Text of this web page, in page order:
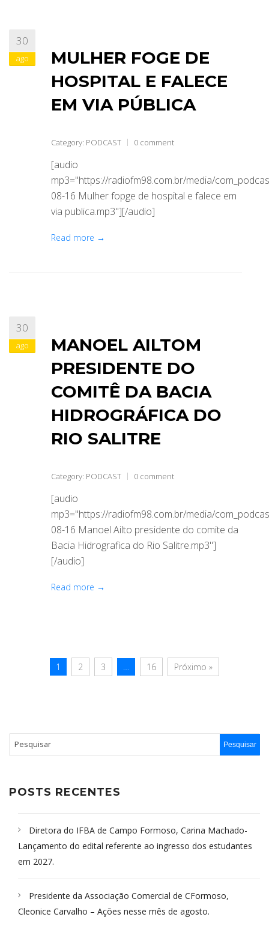
30
ago
MULHER FOGE DE
HOSPITAL E FALECE
EM VIA PÚBLICA
Category: PODCAST 0 comment
[audio
mp3="https://radiofm98.com.br/media/
08-16 Mulher fopge de hospital e falece em
via publica.mp3"][/audio]
Read more →
30
ago
MANOEL AILTOM
PRESIDENTE DO
COMITÊ DA BACIA
HIDROGRÁFICA DO
RIO SALITRE
Category: PODCAST 0 comment
[audio
mp3="https://radiofm98.com.br/media/
08-16 Manoel Ailto presidente do comite da
Bacia Hidrografica do Rio Salitre.mp3"]
[/audio]
Read more →
1 2 3 … 16 Próximo »
POSTS RECENTES
Diretora do IFBA de Campo Formoso, Carina Machado-
Lançamento do edital referente ao ingresso dos estudantes
em 2027.
Presidente da Associação Comercial de CFormoso,
Cleonice Carvalho – Ações nesse mês de agosto.